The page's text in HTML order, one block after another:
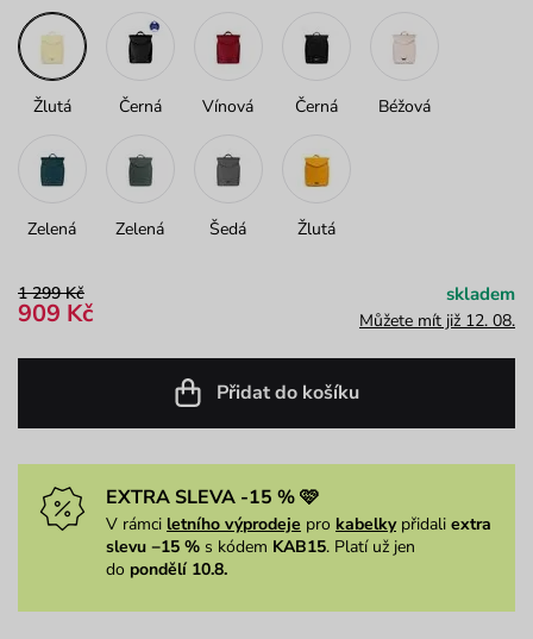
Žlutá Černá Vínová Černá Béžová
Zelená Zelená Šedá Žlutá
1 299 Kč
909 Kč
skladem
Můžete mít již 12. 08.
Přidat do košíku
EXTRA SLEVA -15 % 🩷
V rámci letního výprodeje pro kabelkypřidali extra
slevu −15 % s kódem KAB15. Platí už jen
do pondělí 10.8.